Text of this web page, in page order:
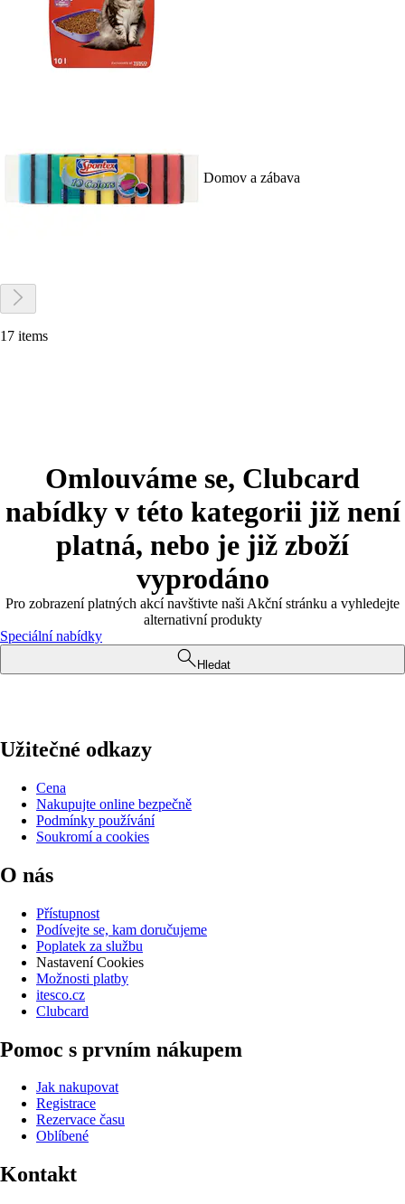
Domov a zábava
17 items
Omlouváme se, Clubcard
nabídky v této kategorii již není
platná, nebo je již zboží
vyprodáno
Pro zobrazení platných akcí navštivte naši Akční stránku a vyhledejte
alternativní produkty
Speciální nabídky
Hledat
Užitečné odkazy
Cena
Nakupujte online bezpečně
Podmínky používání
Soukromí a cookies
O nás
Přístupnost
Podívejte se, kam doručujeme
Poplatek za službu
Nastavení Cookies
Možnosti platby
itesco.cz
Clubcard
Pomoc s prvním nákupem
Jak nakupovat
Registrace
Rezervace času
Oblíbené
Kontakt